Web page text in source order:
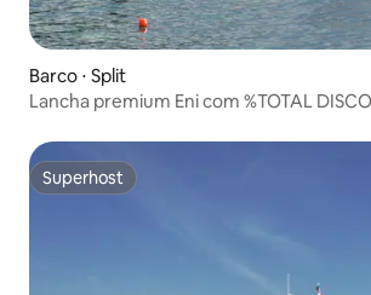
Barco ⋅ Split
Lancha premium Eni com %TOTAL
Superhost
Superhost